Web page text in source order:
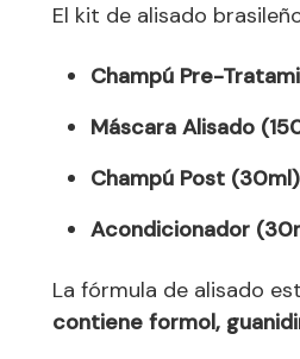
El kit de alisado
Champú Pre-
Máscara Alisado
Champú Post
Acondicionador
La fórmula de alisado
contiene formol,